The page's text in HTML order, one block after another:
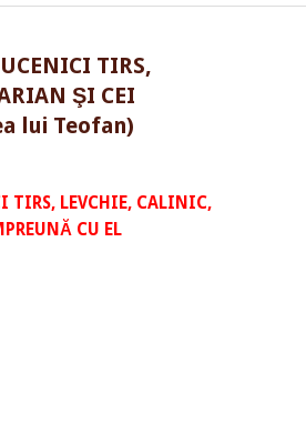
TIRS,
ŞI CEI
lui Teofan)
TIRS, LEVCHIE, CALINIC,
CU EL